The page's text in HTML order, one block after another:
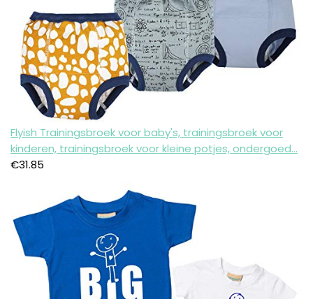
Flyish Trainingsbroek voor baby's, trainingsbroek voor
kinderen, trainingsbroek voor kleine potjes, ondergoed…
€31.85